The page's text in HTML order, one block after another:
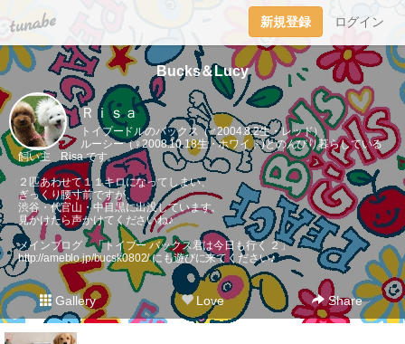
tuna.be 新規登録 ログイン
Bucks＆Lucy
Ｒｉｓａ
トイプードルのバックス（♂2004.8.2生・レッド）
ルーシー（♀2008.10.18生・ホワイト)とのんびり暮らしている
飼い主 Risa です。
２匹あわせて１１キロになってしまい、
ぎっくり腰寸前ですが、
渋谷・代官山・中目黒に出没しています。
見かけたら声かけてくださいね♪
メインブログ 「トイプー バックス君は今日も行く ２」
http://ameblo.jp/bucsk0802/にも遊びに来てください♪
Gallery Love Share